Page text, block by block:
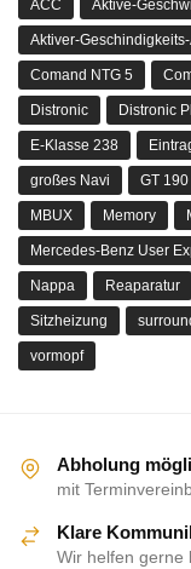
ACC Aktive-
Aktiver-
Comand NTG 5
Distronic Distronic
E-Klasse 238
großes Navi GT 190
MBUX Memory
Mercedes-Benz User
Nappa Reaparatur
Sitzheizung
vormopf
Abholung
mit
Klare
Wir helfen gerne